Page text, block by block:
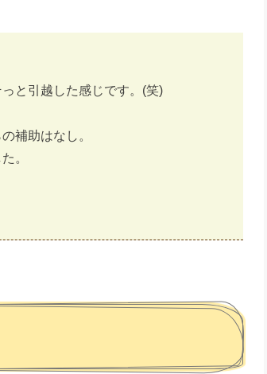
と引越した感じです。(笑)
補助はなし。
。